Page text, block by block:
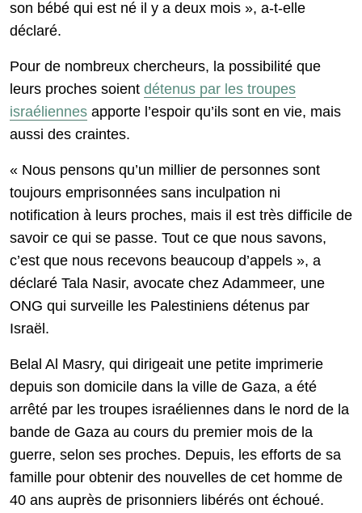
son bébé qui est né il y a deux mois », a-t-elle
déclaré.
Pour de nombreux chercheurs, la possibilité que
leurs proches soient détenus par les troupes
israéliennes apporte l’espoir qu’ils sont en vie, mais
aussi des craintes.
« Nous pensons qu’un millier de personnes sont
toujours emprisonnées sans inculpation ni
notification à leurs proches, mais il est très difficile de
savoir ce qui se passe. Tout ce que nous savons,
c’est que nous recevons beaucoup d’appels », a
déclaré Tala Nasir, avocate chez Adammeer, une
ONG qui surveille les Palestiniens détenus par
Israël.
Belal Al Masry, qui dirigeait une petite imprimerie
depuis son domicile dans la ville de Gaza, a été
arrêté par les troupes israéliennes dans le nord de la
bande de Gaza au cours du premier mois de la
guerre, selon ses proches. Depuis, les efforts de sa
famille pour obtenir des nouvelles de cet homme de
40 ans auprès de prisonniers libérés ont échoué.